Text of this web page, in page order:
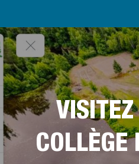
VISITEZ
COLLÈGE